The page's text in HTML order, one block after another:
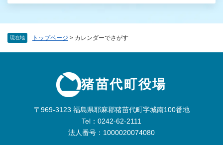
現在地 トップページ > カレンダーでさがす
猪苗代町役場
〒969-3123 福島県耶麻郡猪苗代町字城南100番地
Tel：0242-62-2111
法人番号：1000020074080